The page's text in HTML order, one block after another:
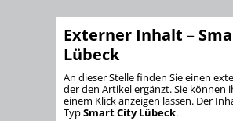
Externer Inhalt –
Lübeck
An dieser Stelle finden Sie einen
der den Artikel ergänzt. Sie können
einem Klick anzeigen lassen. Der
TypSmart City Lübeck.